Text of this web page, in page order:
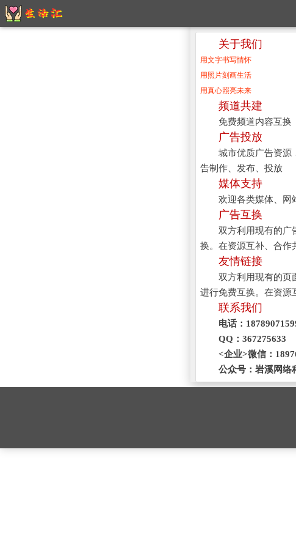
关于我们
用文字书写情怀
用照片刻画生活
用真心照亮未来
频道共建
免费频道内容互换
广告投放
城市优质广告资源
告制作、发布、投放
媒体支持
欢迎各类媒体、网
广告互换
双方利用现有的广
换。在资源互补、合作
友情链接
双方利用现有的页
进行免费互换。在资源
联系我们
电话：
QQ：367275633
<企业>微信：
公众号：岩溪网络